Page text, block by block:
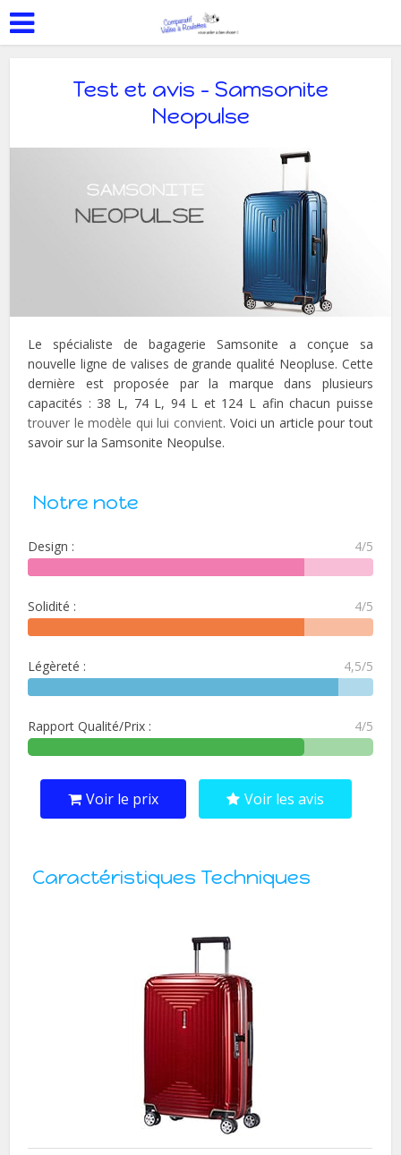
Test et avis – Samsonite
Neopulse
Le spécialiste de bagagerie Samsonite a conçue sa
nouvelle ligne de valises de grande qualité Neopluse. Cette
dernière est proposée par la marque dans plusieurs
capacités : 38 L, 74 L, 94 L et 124 L afin chacun puisse
trouver le modèle qui lui convient. Voici un article pour tout
savoir sur la Samsonite Neopulse.
Notre note
Design : 4/5
Solidité : 4/5
Légèreté : 4,5/5
Rapport Qualité/Prix : 4/5
Voir le prix Voir les avis
Caractéristiques Techniques